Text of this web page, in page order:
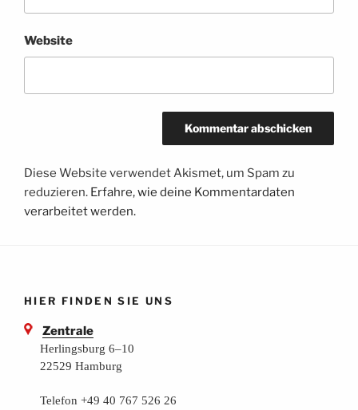
Website
Diese Website verwendet Akismet, um Spam zu
reduzieren. Erfahre, wie deine Kommentardaten
verarbeitet werden.
HIER FINDEN SIE UNS
Zentrale
Herlingsburg 6–10
22529 Hamburg
Telefon +49 40 767 526 26